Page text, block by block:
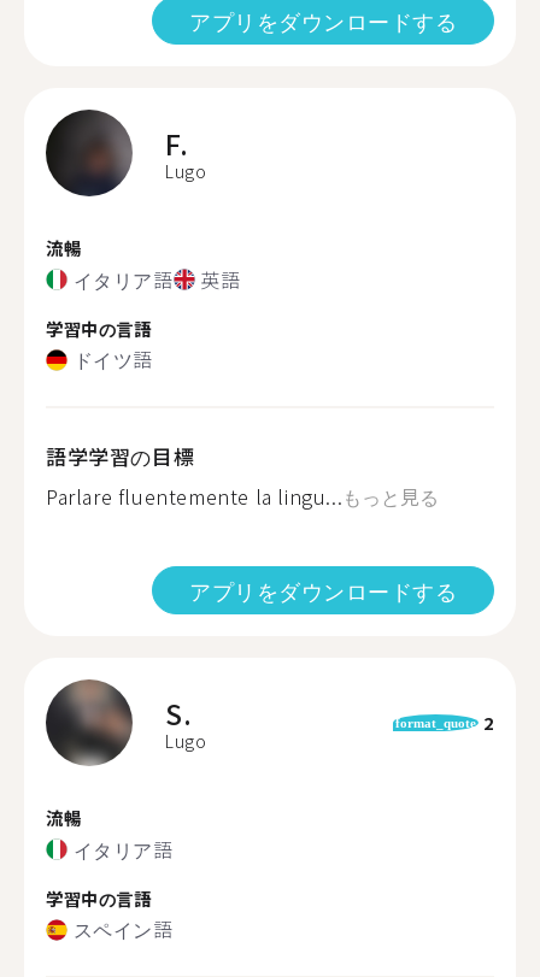
アプリをダウンロードする
F.
Lugo
流暢
イタリア語 英語
学習中の言語
ドイツ語
語学学習の目標
Parlare fluentemente la lingu...もっと見る
アプリをダウンロードする
S.
Lugo
format_quote 2
流暢
イタリア語
学習中の言語
スペイン語